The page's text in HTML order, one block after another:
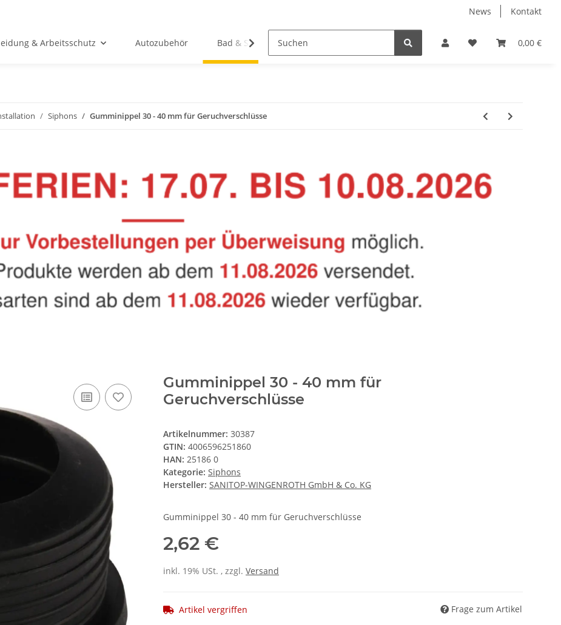
News Kontakt
0,00 €
& Arbeitsschutz Autozubehör Bad & Sanitär Belüftung & Entlüftung
Siphons Gumminippel 30 - 40 mm für Geruchverschlüsse
Gumminippel 30 - 40 mm für
Geruchverschlüsse
Artikelnummer: 30387
GTIN: 4006596251860
HAN: 25186 0
Kategorie: Siphons
Hersteller: SANITOP-WINGENROTH GmbH & Co. KG
Gumminippel 30 - 40 mm für Geruchverschlüsse
2,62 €
inkl. 19% USt. , zzgl. Versand
Artikel vergriffen Frage zum Artikel